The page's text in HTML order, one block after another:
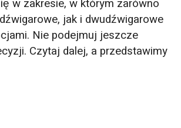
się wyłącznie na tonażu,
służby
Dążenie do „większego znaczy
w zakresie, w którym zarówno
jak i dwudźwigarowe
Nie podejmuj jeszcze
Czytaj dalej, a przedstawimy